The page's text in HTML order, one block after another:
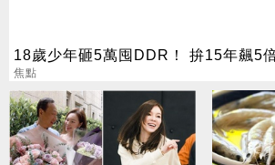
18歲少年砸5萬囤DDR！ 拚15年飆5
焦點